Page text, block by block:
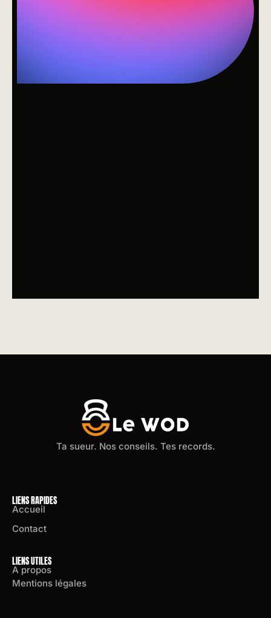
Ta sueur. Nos conseils. Tes records.
LIENS RAPIDES
Accueil
Contact
LIENS UTILES
A propos
Mentions légales